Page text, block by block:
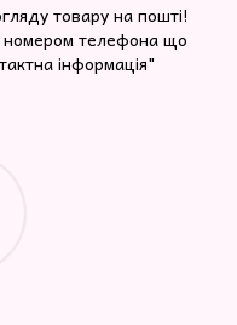
товару на пошті!
номером телефона що
інформація"